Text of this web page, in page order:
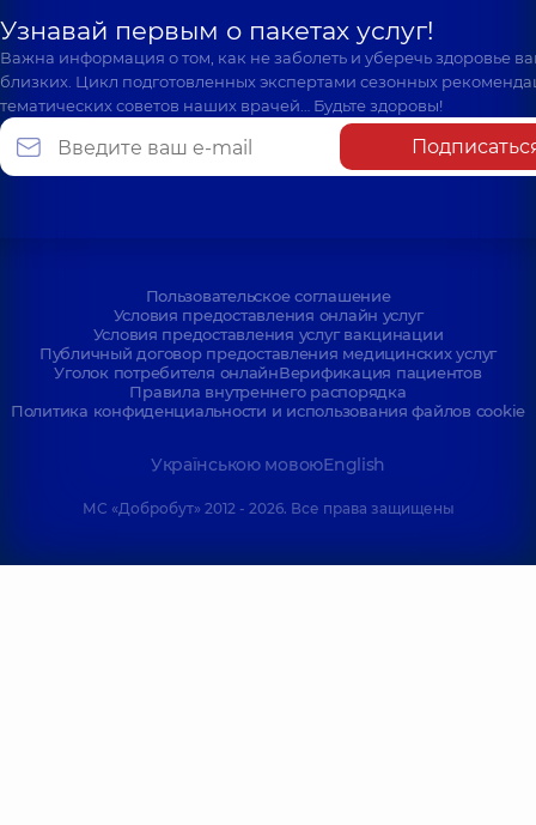
Узнавай первым о пакетах услуг!
Важна информация о том, как не заболеть и уберечь здоровье
близких. Цикл подготовленных экспертами сезонных
тематических советов наших врачей… Будьте здоровы!
Пользовательское соглашение
Условия предоставления онлайн услуг
Условия предоставления услуг вакцинации
Публичный договор предоставления медицинских услуг
Уголок потребителя онлайнВерификация пациентов
Правила внутреннего распорядка
Политика конфиденциальности и использования файлов cookie
Українською мовоюEnglish
МС «Добробут» 2012 - 2026. Все права защищены